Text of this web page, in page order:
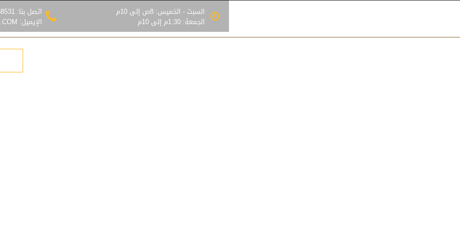
السبت - الخميس: 8ص إلى 10م
الجمعة: 1:30م إلى 10م
اتصل بنا: 0555368531
الإيميل: INFO@MZLATRIAD.COM
مظلات قماش الدمام | مظلات قماش الرياض